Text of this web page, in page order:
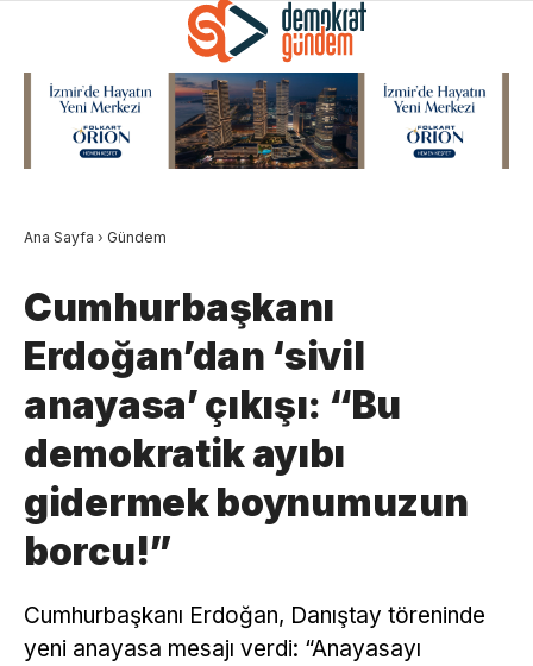
Ana Sayfa › Gündem
Cumhurbaşkanı
Erdoğan’dan ‘sivil
anayasa’ çıkışı: “Bu
demokratik ayıbı
gidermek boynumuzun
borcu!”
Cumhurbaşkanı Erdoğan, Danıştay töreninde
yeni anayasa mesajı verdi: “Anayasayı